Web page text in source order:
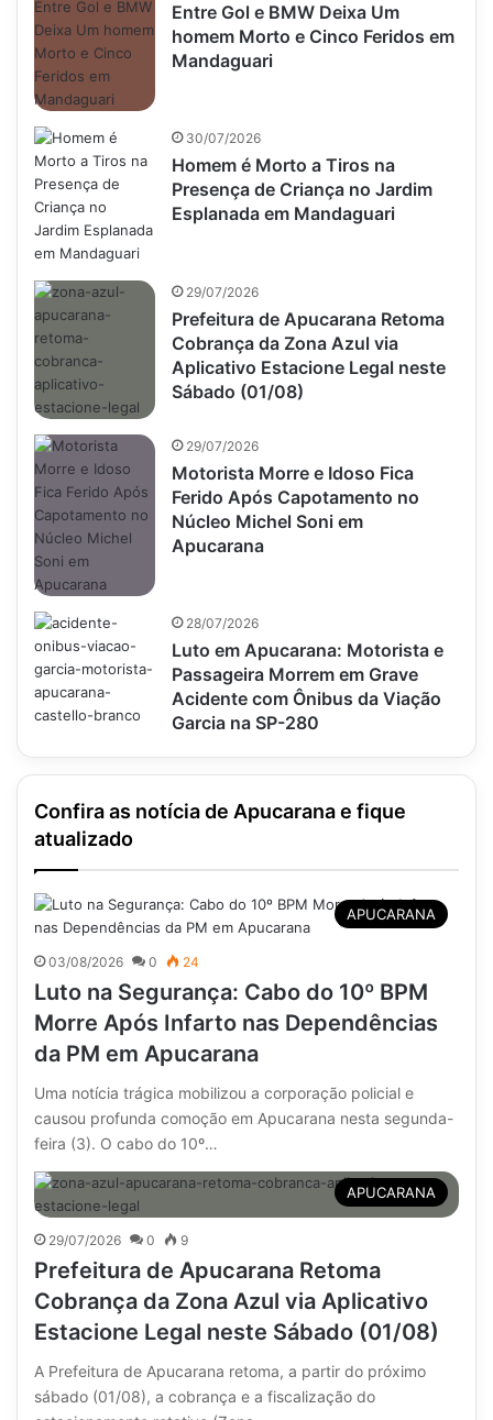
Entre Gol e BMW Deixa Um
homem Morto e Cinco Feridos em
Mandaguari
30/07/2026
Homem é Morto a Tiros na
Presença de Criança no Jardim
Esplanada em Mandaguari
29/07/2026
Prefeitura de Apucarana Retoma
Cobrança da Zona Azul via
Aplicativo Estacione Legal neste
Sábado (01/08)
29/07/2026
Motorista Morre e Idoso Fica
Ferido Após Capotamento no
Núcleo Michel Soni em
Apucarana
28/07/2026
Luto em Apucarana: Motorista e
Passageira Morrem em Grave
Acidente com Ônibus da Viação
Garcia na SP-280
Confira as notícia de Apucarana e fique
atualizado
APUCARANA
03/08/2026 0 24
Luto na Segurança: Cabo do 10º BPM
Morre Após Infarto nas Dependências
da PM em Apucarana
Uma notícia trágica mobilizou a corporação policial e
causou profunda comoção em Apucarana nesta segunda-
feira (3). O cabo do 10º…
APUCARANA
29/07/2026 0 9
Prefeitura de Apucarana Retoma
Cobrança da Zona Azul via Aplicativo
Estacione Legal neste Sábado (01/08)
A Prefeitura de Apucarana retoma, a partir do próximo
sábado (01/08), a cobrança e a fiscalização do